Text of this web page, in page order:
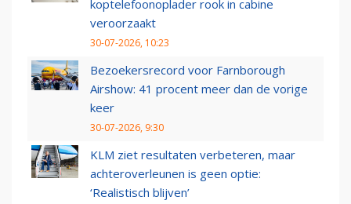
koptelefoonoplader rook in cabine
veroorzaakt
30-07-2026, 10:23
Bezoekersrecord voor Farnborough
Airshow: 41 procent meer dan de vorige
keer
30-07-2026, 9:30
KLM ziet resultaten verbeteren, maar
achteroverleunen is geen optie:
‘Realistisch blijven’